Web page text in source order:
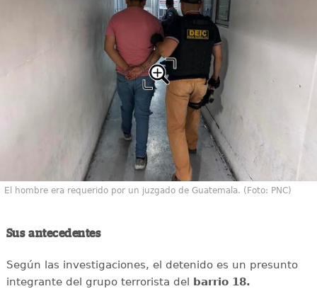
El hombre era requerido por un juzgado de Guatemala. (Foto: PNC)
Sus antecedentes
Según las investigaciones, el detenido es un presunto
integrante del grupo terrorista del barrio 18.